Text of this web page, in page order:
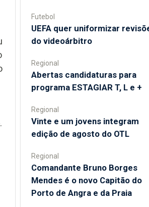
Futebol
UEFA quer uniformizar
do videoárbitro
Regional
Abertas candidaturas para
programa ESTAGIAR T, L e +
Regional
Vinte e um jovens integram
edição de agosto do OTL
Regional
Comandante Bruno Borges
Mendes é o novo Capitão do
Porto de Angra e da Praia